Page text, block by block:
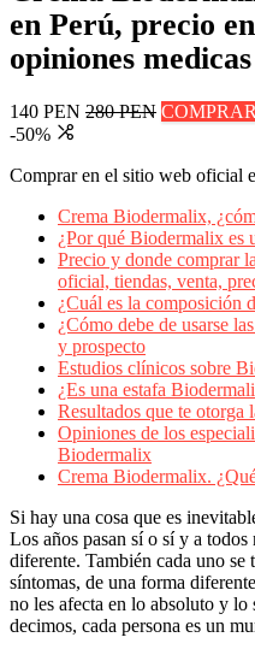
en Perú, precio
opiniones
140 PEN 280 PEN COMPRAR
-50%
Comprar en el sitio web oficial
Crema Biodermalix,
¿Por qué Biodermalix es
Precio y donde comprar
oficial, tiendas, venta,
¿Cuál es la composición
¿Cómo debe de usarse
y prospecto
Estudios clínicos sobre
¿Es una estafa
Resultados que te otorga
Opiniones de los
Biodermalix
Crema Biodermalix.
Si hay una cosa que es
Los años pasan sí o sí y a todos
diferente. También cada uno se
síntomas, de una forma
no les afecta en lo absoluto y
decimos, cada persona es un